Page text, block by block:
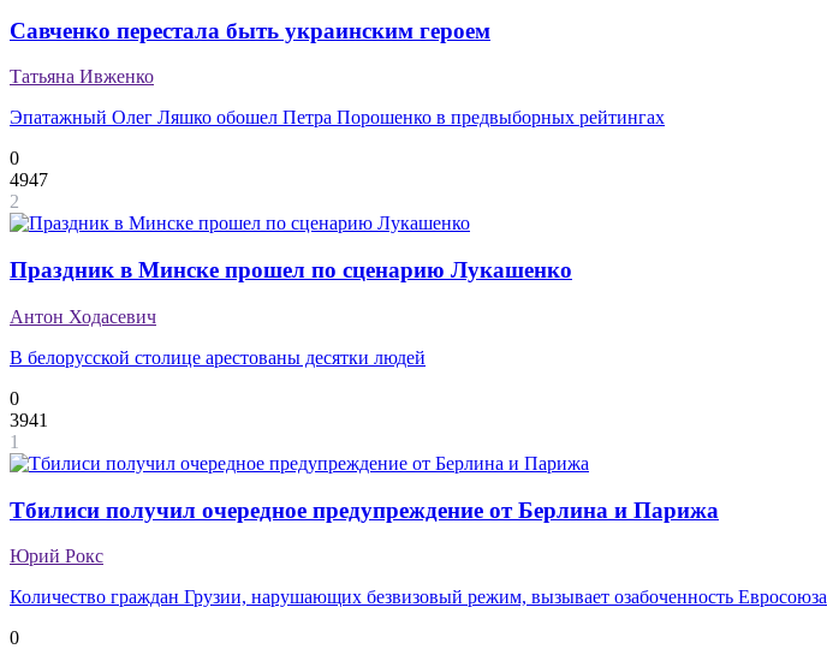
Савченко перестала быть украинским героем
Татьяна Ивженко
Эпатажный Олег Ляшко обошел Петра Порошенко в предвыборных рейтингах
0
4947
2
Праздник в Минске прошел по сценарию Лукашенко
Антон Ходасевич
В белорусской столице арестованы десятки людей
0
3941
1
Тбилиси получил очередное предупреждение от Берлина и Парижа
Юрий Рокс
Количество граждан Грузии, нарушающих безвизовый режим, вызывает озабоченность Евросоюза
0